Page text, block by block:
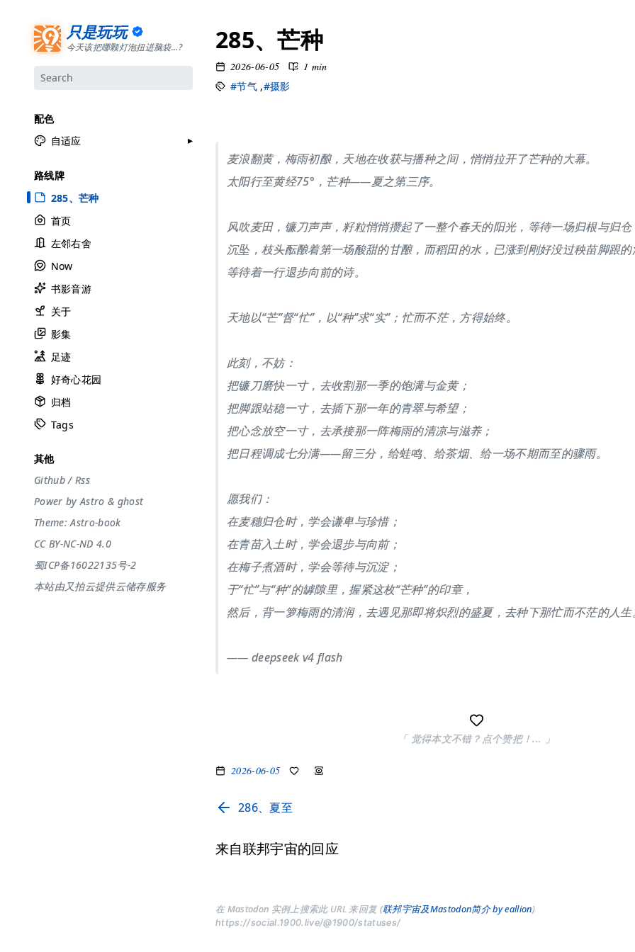
只是玩玩
今天该把哪颗灯泡扭进脑袋...?
配色
自适应
极夜黑
雅余黄
昱行粉
她的蓝
莫比乌斯
香草绿
自适应
路线牌
285、芒种
首页
左邻右舍
Now
书影音游
关于
影集
足迹
好奇心花园
归档
Tags
其他
Github/ Rss
Power byAstro & ghost
Theme:Astro-book
CC BY-NC-ND 4.0
蜀ICP备16022135号-2
本站由又拍云提供云储存服务
285、芒种
2026-06-05
1 min
#节气 ,#摄影
麦浪翻黄，梅雨初酿，天地在收获与播种之间，悄悄拉开了芒种的大幕。
太阳行至黄经75°，芒种——夏之第三序。
风吹麦田，镰刀声声，籽粒悄悄攒起了一整个春天的阳光，等待一场归根与归
沉坠，枝头酝酿着第一场酸甜的甘酿，而稻田的水，已涨到刚好没过秧苗脚跟的
等待着一行退步向前的诗。
天地以“芒”督“忙”，以“种”求“实”；忙而不茫，方得始终。
此刻，不妨：
把镰刀磨快一寸，去收割那一季的饱满与金黄；
把脚跟站稳一寸，去插下那一年的青翠与希望；
把心念放空一寸，去承接那一阵梅雨的清凉与滋养；
把日程调成七分满——留三分，给蛙鸣、给茶烟、给一场不期而至的骤雨。
愿我们：
在麦穗归仓时，学会谦卑与珍惜；
在青苗入土时，学会退步与向前；
在梅子煮酒时，学会等待与沉淀；
于“忙”与“种”的罅隙里，握紧这枚“芒种”的印章，
然后，背一箩梅雨的清润，去遇见那即将炽烈的盛夏，去种下那忙而不茫的人生
—— deepseek v4 flash
「 觉得本文不错？点个赞把！... 」
2026-06-05
286、夏至
来自联邦宇宙的回应
在 Mastodon 实例上搜索此 URL 来回复 (联邦宇宙及Mastodon简介 by eallion)
https://social.1900.live/@1900/statuses/